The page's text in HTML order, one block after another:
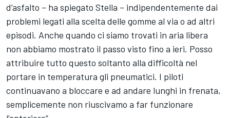
d’asfalto – ha spiegato Stella – indipendentemente dai
problemi legati alla scelta delle gomme al via o ad altri
episodi. Anche quando ci siamo trovati in aria libera
non abbiamo mostrato il passo visto fino a ieri. Posso
attribuire tutto questo soltanto alla difficoltà nel
portare in temperatura gli pneumatici. I piloti
continuavano a bloccare e ad andare lunghi in frenata,
semplicemente non riuscivamo a far funzionare